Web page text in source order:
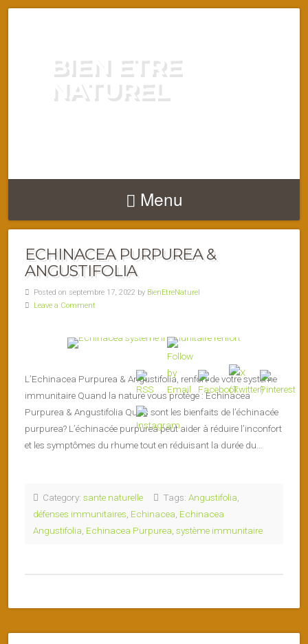
BIEN ETRE
NATUREL
Menu
ECHINACEA PURPUREA &
ANGUSTIFOLIA
Posted on septembre 17, 2022 by BienEtreNaturel
Leave a Comment
L’Echinacea Purpurea & Angustifolia, renfort de votre système
immunitaire Quand la nature vous protège : Echinacea
Purpurea & Angustifolia Quels sont les bienfaits de l’échinacée
purpurea? L’échinacée purpurea peut aider à réduire l’inconfort
et les symptômes du rhume tout en réduisant la durée du…
Category: sante naturelle Tags: Angustifolia
défenses immunitaires Echinacea Echinacea
Angustifolia Echinacea Purpurea système immunitaire